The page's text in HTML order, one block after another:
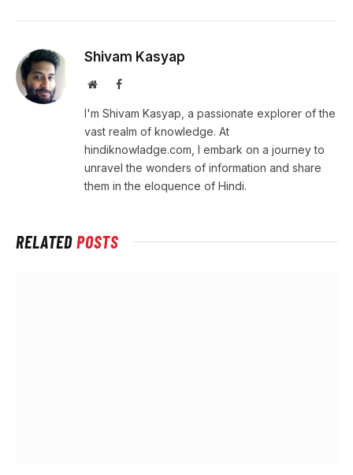
Shivam Kasyap
WebsiteFacebook
I'm Shivam Kasyap, a passionate explorer of the
vast realm of knowledge. At
hindiknowladge.com, I embark on a journey to
unravel the wonders of information and share
them in the eloquence of Hindi.
RELATEDPOSTS